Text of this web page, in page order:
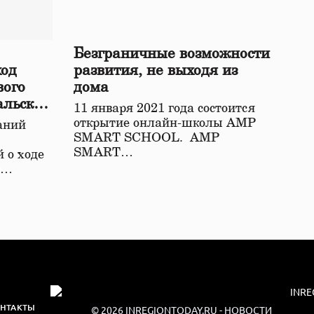
о ходе
Безграничные возможности
развития, не выходя из
дома
11 января 2021 года состоится
открытие онлайн-школы АМР
SMART SCHOOL. АМР
SMART…
© 2026 INREGIONTODAY.RU - НОВОСТИ